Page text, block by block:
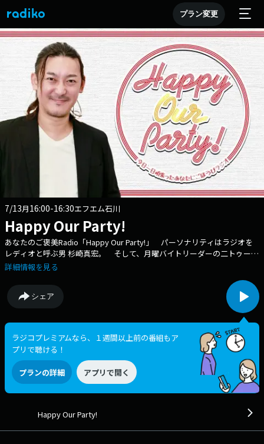
プラン変更
7/13月16:00-16:30エフエム石川
Happy Our Party!
あなたのご褒美Radio「Happy Our Party!」 パーソナリティはラジオを
レディオと呼ぶ男 杉崎真宏。 そして、月曜バイトリーダーの二トゥーこ
と、仁藤 妃南乃！ 今日は「 ナイスの日 」という事で、テーマは「 ナ
言いたくなるようなメッセージ募集！ 「今日、早起きできた！」「苦手
な上司にちゃんと挨拶した！」「コンビニでピッタリ小銭を出せた！」な
どなど、 杉シャマと二トゥーに褒めてほしいことを送ってください！
２人が、全力で「 ナイッスゥ〜！ 」を贈ります！ 後半コーナーは、
父・マサヒロと その娘・ひなことの日常を描いた家族の物語・ドラマ「年
頃の娘ひなこ～刺さる一言～」！ 娘・ひなこからの、父・マサヒロに
「刺さる一言」を考えて送ってください。 年頃の娘に言われたくない刺
さる一言から、親冥利に尽きる刺さる一言まで！ 今回は、「海で」の
「刺さる一言」を、みなさんから待ってます。シチュエーションは自由に
考えてokです！ 『はぴねすくらぶラジオショッピング』では、お買い
仁藤妃南乃 ▽16:10〜 【 はぴねすくらぶラジオショッピング 】 はぴ
ねすくらぶラジオショッピング 番組Webサイト：https://jfn-
pods.com/program/22200 メッセージフォーム：
詳細情報を見る
シェア
ラジコプレミアムなら、１週間以上前の番組もア
プリで聴ける！
プランの詳細 アプリで開く
Happy Our Party!